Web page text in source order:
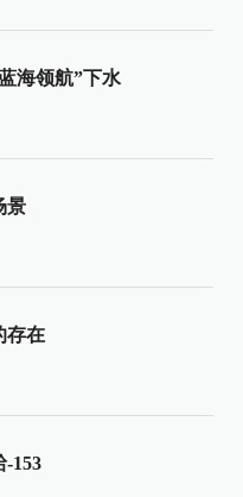
海领航”下水
景
存在
-153